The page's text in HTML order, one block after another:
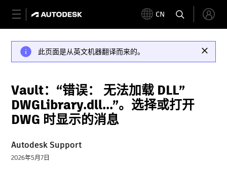
CN
此页面是从英文机器翻译而来的。
Vault：“错误： 无法加载 DLL”
DWGLibrary.dll...”。选择或打开
DWG 时显示的消息
Autodesk Support
2026年5月7日